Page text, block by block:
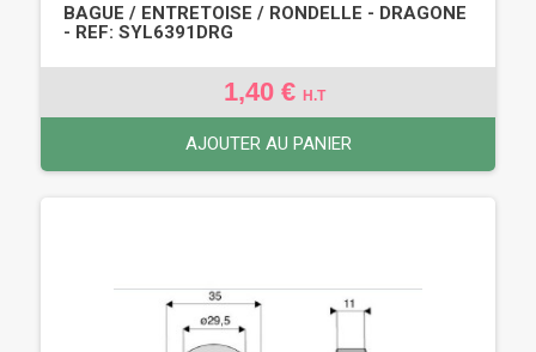
BAGUE / ENTRETOISE / RONDELLE - DRAGONE
- REF: SYL6391DRG
1,40 € H.T
AJOUTER AU PANIER